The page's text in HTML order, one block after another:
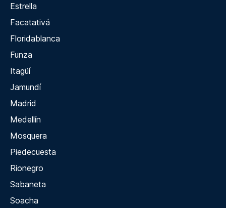
Estrella
Facatativá
Floridablanca
Funza
Itagüí
Jamundí
Madrid
Medellín
Mosquera
Piedecuesta
Rionegro
Sabaneta
Soacha